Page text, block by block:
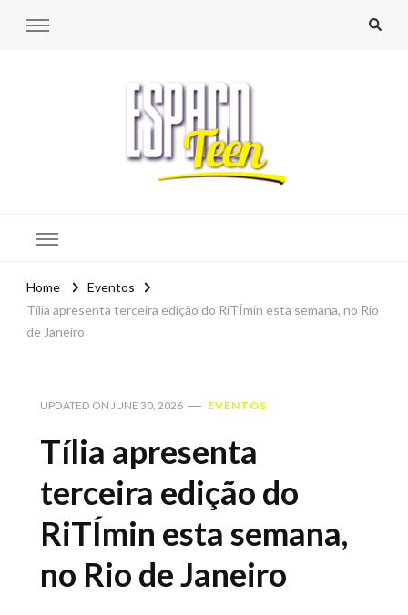
Home
Eventos
Tília apresenta terceira edição do RiTÍmin esta semana, no Rio
de Janeiro
UPDATED ON JUNE 30, 2026 EVENTOS
Tília apresenta
terceira edição do
RiTÍmin esta semana,
no Rio de Janeiro